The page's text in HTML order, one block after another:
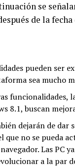
se
de la
pueden ser
sea mucho
funcionalidades,
8.1, buscan
dejarán de dar
que no se pueda
Las PC
a la par